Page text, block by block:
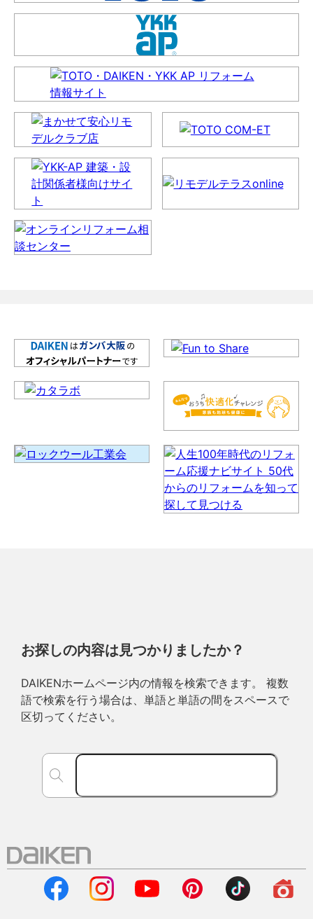
お探しの内容は見つかりましたか？
DAIKENホームページ内の情報を検索できます。 複数
語で検索を行う場合は、単語と単語の間をスペースで
区切ってください。